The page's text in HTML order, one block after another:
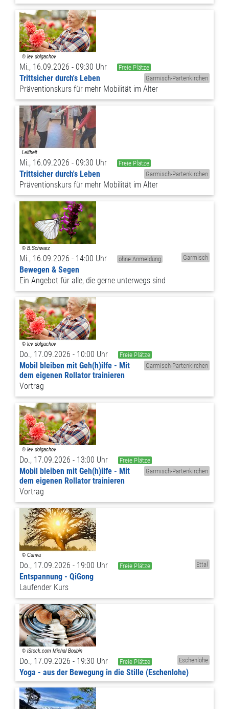
Mi., 16.09.2026 - 09:30 Uhr
Freie Plätze
Garmisch-Partenkirchen
Trittsicher durch's Leben
Präventionskurs für mehr Mobilität im Alter
Mi., 16.09.2026 - 09:30 Uhr
Freie Plätze
Garmisch-Partenkirchen
Trittsicher durch's Leben
Präventionskurs für mehr Mobilität im Alter
Mi., 16.09.2026 - 14:00 Uhr ohne Anmeldung Garmisch
Bewegen & Segen
Ein Angebot für alle, die gerne unterwegs sind
Do., 17.09.2026 - 10:00 Uhr
Freie Plätze
Garmisch-Partenkirchen
Mobil bleiben mit Geh(h)ilfe - Mit
dem eigenen Rollator trainieren
Vortrag
Do., 17.09.2026 - 13:00 Uhr
Freie Plätze
Garmisch-Partenkirchen
Mobil bleiben mit Geh(h)ilfe - Mit
dem eigenen Rollator trainieren
Vortrag
Do., 17.09.2026 - 19:00 Uhr Freie Plätze Ettal
Entspannung - QiGong
Laufender Kurs
Do., 17.09.2026 - 19:30 Uhr Freie Plätze Eschenlohe
Yoga - aus der Bewegung in die Stille (Eschenlohe)